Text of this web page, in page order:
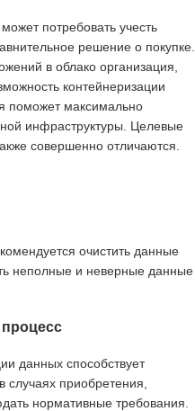
потребовать учесть
решение о покупке.
в облако организация,
контейнеризации
поможет максимально
инфраструктуры. Целевые
совершенно отличаются.
очистить данные
неполные и неверные данные
данных способствует
случаях приобретения,
нормативные требования.